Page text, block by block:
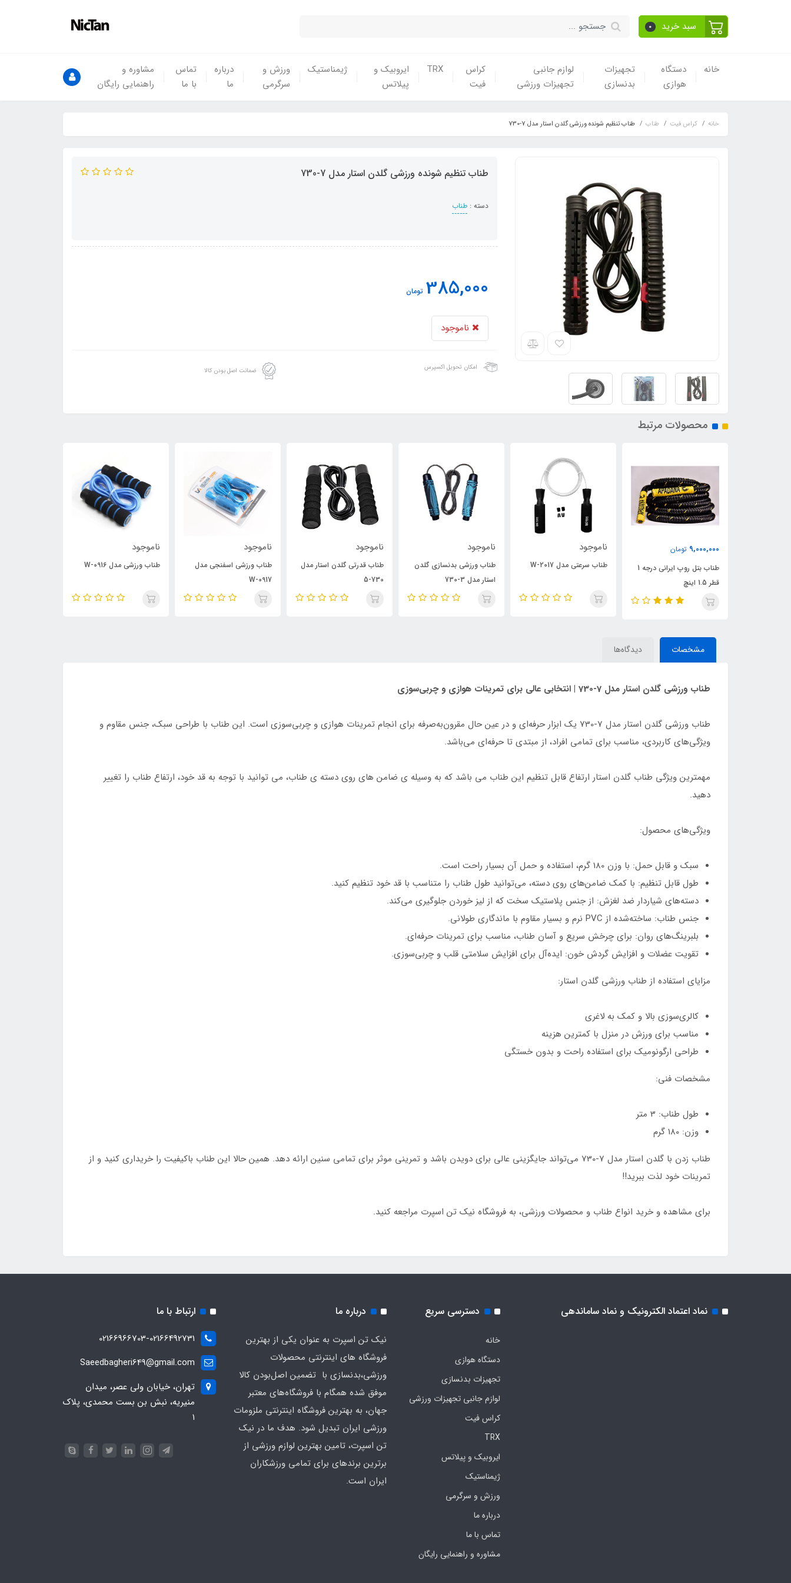
سبد خرید 0
خانه
دستگاه
هوازی
تجهیزات
بدنسازی
لوازم جانبی
تجهیزات ورزشی
کراس
فیت
TRX
ایروبیک و
پیلاتس
ژیمناستیک
ورزش و
سرگرمی
درباره
ما
تماس
با ما
مشاوره و
راهنمایی رایگان
خانه کراس فیت طناب طناب تنظیم شونده ورزشی گلدن استار مدل 7-730
طناب تنظیم شونده ورزشی گلدن استار مدل 7-730
دسته : طناب
385,000 تومان
ناموجود
امکان تحویل اکسپرس ضمانت اصل بودن کالا
محصولات مرتبط
ناموجود
طناب سرعتی مدل W-2017
ناموجود
طناب ورزشی بدنسازی گلدن
ناموجود
طناب قدرتی گلدن استار مدل
730-5
ناموجود
طناب ورزشی اسفنجی مدل
W-0917
ناموجود
طناب ورزشی مدل W-0916
ناموجود
طناب ورزشی بدنسازی گلدن
مشخصات دیدگاه‌ها
طناب ورزشی گلدن استار مدل 7-730 | انتخابی عالی برای تمرینات هوازی و چربی‌سوزی
طناب ورزشی گلدن استار مدل 7-730 یک ابزار حرفه‌ای و در عین حال مقرون‌به‌صرفه برای انجام تمرینات هوازی و چربی‌سوزی است. این طناب با طراحی سبک، جنس مقاوم و
ویژگی‌های کاربردی، مناسب برای تمامی افراد، از مبتدی تا حرفه‌ای می‌باشد.
مهمترین ویژگی طناب گلدن استار ارتفاع قابل تنظیم این طناب می باشد که به وسیله ی ضامن های روی دسته ی طناب، می توانید با توجه به قد خود، ارتفاع طناب را تغییر
دهید.
ویژگی‌های محصول:
سبک و قابل حمل: با وزن 180 گرم، استفاده و حمل آن بسیار راحت است.
طول قابل تنظیم: با کمک ضامن‌های روی دسته، می‌توانید طول طناب را متناسب با قد خود تنظیم کنید.
دسته‌های شیاردار ضد لغزش: از جنس پلاستیک سخت که از لیز خوردن جلوگیری می‌کند.
جنس طناب: ساخته‌شده از PVC نرم و بسیار مقاوم با ماندگاری طولانی.
بلبرینگ‌های روان: برای چرخش سریع و آسان طناب، مناسب برای تمرینات حرفه‌ای.
تقویت عضلات و افزایش گردش خون: ایده‌آل برای افزایش سلامتی قلب و چربی‌سوزی.
مزایای استفاده از طناب ورزشی گلدن استار:
کالری‌سوزی بالا و کمک به لاغری
مناسب برای ورزش در منزل با کمترین هزینه
طراحی ارگونومیک برای استفاده راحت و بدون خستگی
مشخصات فنی:
طول طناب: 3 متر
وزن: 180 گرم
طناب زدن با گلدن استار مدل 7-730 می‌تواند جایگزینی عالی برای دویدن باشد و تمرینی موثر برای تمامی سنین ارائه دهد. همین حالا این طناب باکیفیت را خریداری کنید و از
تمرینات خود لذت ببرید!!
برای مشاهده و خرید انواع طناب و محصولات ورزشی، به فروشگاه نیک تن اسپرت مراجعه کنید.
نماد اعتماد الکترونیک و نماد ساماندهی دسترسی سریع
خانه
دستگاه هوازی
تجهیزات بدنسازی
لوازم جانبی تجهیزات ورزشی
کراس فیت
TRX
ایروبیک و پیلاتس
ژیمناستیک
ورزش و سرگرمی
درباره ما
تماس با ما
مشاوره و راهنمایی رایگان
درباره ما
نیک تن اسپرت به عنوان یکی از بهترین
فروشگاه های اینترنتی محصولات
ورزشی،بدنسازی با تضمین اصل‌بودن کالا
موفق شده همگام با فروشگاه‌های معتبر
جهان، به بهترین فروشگاه اینترنتی ملزومات
ورزشی ایران تبدیل شود. هدف ما در نیک
تن اسپرت، تامین بهترین لوازم ورزشی از
برترین برندهای برای تمامی ورزشکاران
ایران است.
ارتباط با ما
02166966703-02166492731
Saeedbagheri649@gmail.com
تهران، خیابان ولی عصر، میدان
منیریه، نبش بن بست محمدی، پلاک
۱